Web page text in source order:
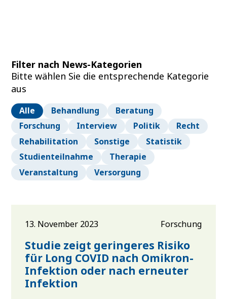
Filter nach News-Kategorien
Bitte wählen Sie die entsprechende Kategorie
aus
Alle Behandlung
Beratung
Forschung
Interview Politik
Recht
Rehabilitation
Sonstige
Statistik
Studienteilnahme
Therapie
Veranstaltung
Versorgung
13. November 2023 Forschung
Studie zeigt geringeres Risiko
für Long COVID nach Omikron-
Infektion oder nach erneuter
Infektion